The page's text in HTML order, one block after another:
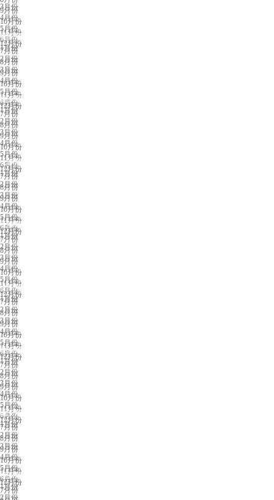
9月份
10月份
11月份
12月份
3月份
4月份
5月份
6月份
7月份
8月份
9月份
10月份
11月份
12月份
贵阳展会排期
1月份
2月份
3月份
4月份
5月份
6月份
7月份
8月份
9月份
10月份
11月份
12月份
南京展会排期
1月份
2月份
3月份
4月份
5月份
6月份
7月份
8月份
9月份
10月份
11月份
12月份
太原展会排期
1月份
2月份
3月份
4月份
5月份
6月份
7月份
8月份
9月份
10月份
11月份
12月份
长春展会排期
1月份
2月份
3月份
4月份
5月份
6月份
7月份
8月份
9月份
10月份
11月份
12月份
沈阳展会排期
1月份
2月份
3月份
4月份
5月份
6月份
7月份
8月份
9月份
10月份
11月份
12月份
临沂展会排期
1月份
2月份
3月份
4月份
5月份
6月份
7月份
8月份
9月份
10月份
11月份
12月份
西安展会排期
1月份
2月份
3月份
4月份
5月份
6月份
7月份
银川展会排期
1月份
2月份